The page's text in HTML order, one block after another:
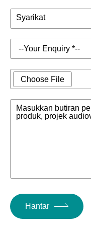
Syarikat
Choose File
Masukkan butiran
produk, projek
Hantar